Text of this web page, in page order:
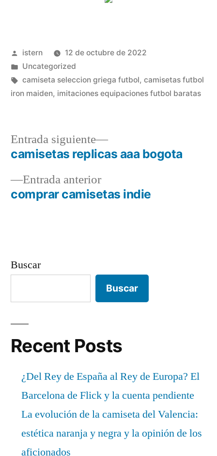
Publicado
por
istern
12 de octubre de 2022
Publicado
en
Uncategorized
Etiquetas:
camiseta seleccion griega futbol, camisetas futbol
iron maiden, imitaciones equipaciones futbol baratas
Navegación
de
entradas
Entrada anteriorEntrada
anterior:
comprar camisetas indie
Entrada siguiente
Entrada
siguiente:
camisetas replicas aaa bogota
Buscar
Buscar
Recent Posts
¿Del Rey de España al Rey de Europa? El
Barcelona de Flick y la cuenta pendiente
La evolución de la camiseta del Valencia:
estética naranja y negra y la opinión de los
aficionados